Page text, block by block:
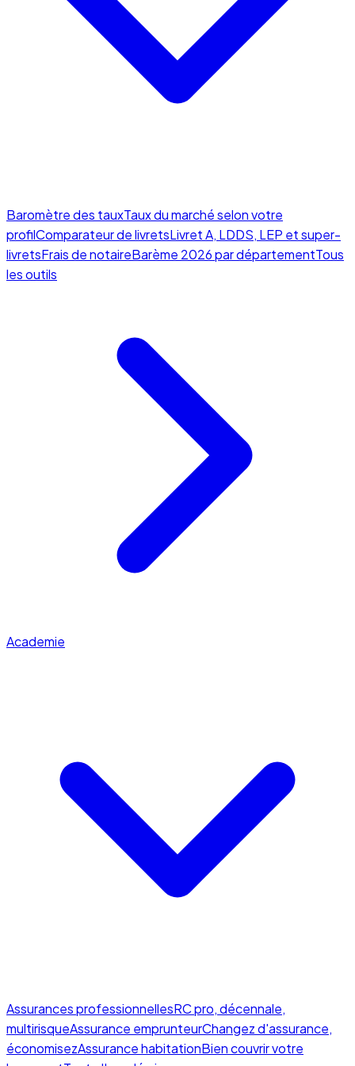
Baromètre des tauxTaux du marché selon votre
profilComparateur de livretsLivret A, LDDS, LEP et super-
livretsFrais de notaireBarème 2026 par départementTous
les outils
Academie
Assurances professionnellesRC pro, décennale,
multirisqueAssurance emprunteurChangez d'assurance,
économisezAssurance habitationBien couvrir votre